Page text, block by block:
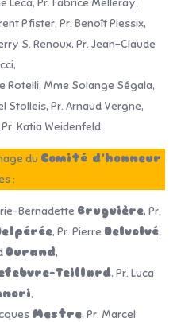
Leca, Pr. Fabrice Melleray,
Pfister, Pr. Benoît Plessix,
S. Renoux, Pr. Jean-Claude
Rotelli, Mme Solange Ségala,
Stolleis, Pr. Arnaud Vergne,
Katia Weidenfeld.
du Comité d’honneur
:
Bernadette Bruguière, Pr.
, Pr. Pierre Delvolvé,
Durand,
Teillard, Pr. Luca
,
Mestre, Pr. Marcel